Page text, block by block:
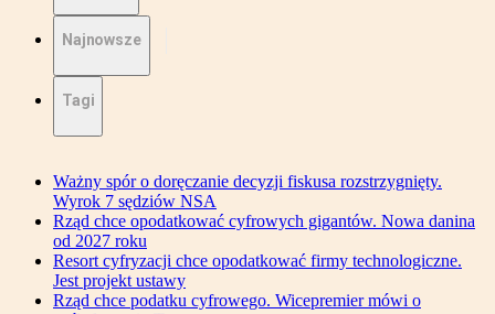
Najnowsze
Tagi
Ważny spór o doręczanie decyzji fiskusa rozstrzygnięty.
Wyrok 7 sędziów NSA
Rząd chce opodatkować cyfrowych gigantów. Nowa danina
od 2027 roku
Resort cyfryzacji chce opodatkować firmy technologiczne.
Jest projekt ustawy
Rząd chce podatku cyfrowego. Wicepremier mówi o